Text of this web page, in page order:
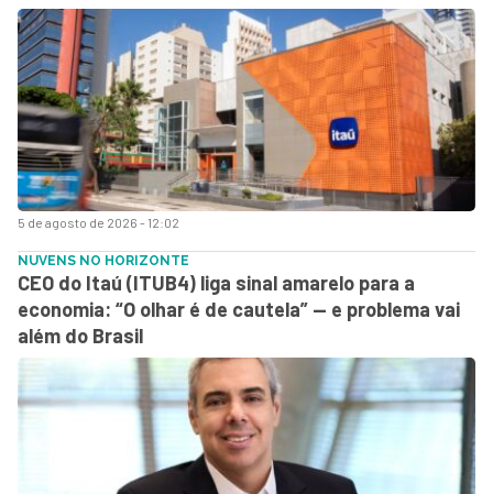
5 de agosto de 2026 - 12:02
NUVENS NO HORIZONTE
CEO do Itaú (ITUB4) liga sinal amarelo para a
economia: “O olhar é de cautela” — e problema vai
além do Brasil